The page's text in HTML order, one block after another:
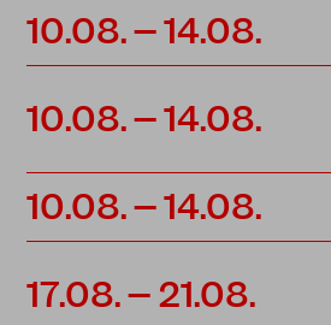
10.08. – 14.08.
10.08. – 14.08.
10.08. – 14.08.
17.08. – 21.08.